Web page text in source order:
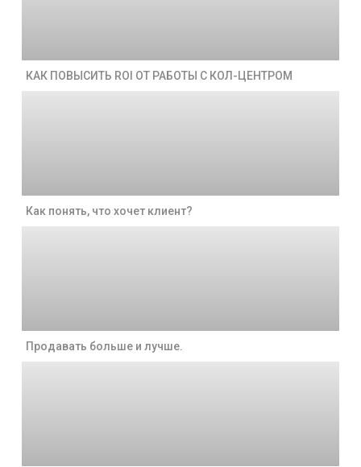
КАК ПОВЫСИТЬ ROI ОТ РАБОТЫ С КОЛ-ЦЕНТРОМ
Как понять, что хочет клиент?
Продавать больше и лучше.